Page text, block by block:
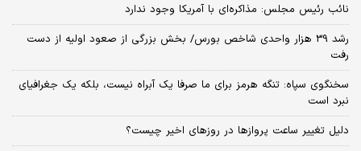
نائب رئیس مجلس: مذاکره‌ای با آمریکا وجود ندارد
رشد 39 هزار واحدی شاخص بورس/ بخش بزرگی از صعود اولیه از دست
رفت
سخنگوی سپاه: تنگه هرمز برای ما صرفا یک آبراه نیست، بلکه یک جغرافیای
نبرد است
دلیل تغییر ساعت پروازها در روزهای اخیر چیست؟